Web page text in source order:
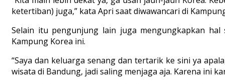
ketertiban) juga,” kata Apri saat diwawancari di
Selain itu pengunjung lain juga mengungkapkan hal
Kampung Korea ini.
“Saya dan keluarga senang dan tertarik ke sini ya
wisata di Bandung, jadi saling menjaga aja. Karena ini